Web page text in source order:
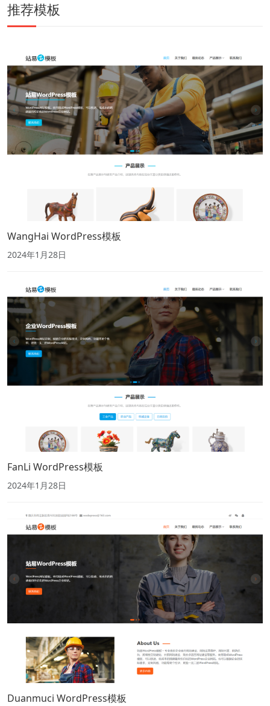
推荐模板
WangHai WordPress模板
2024年1月28日
FanLi WordPress模板
2024年1月28日
Duanmuci WordPress模板